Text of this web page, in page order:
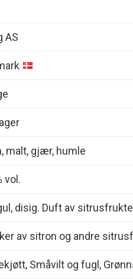
AS
malt, gjær, humle
vol.
disig. Duft av
av sitron og andre
Småvilt og fugl,